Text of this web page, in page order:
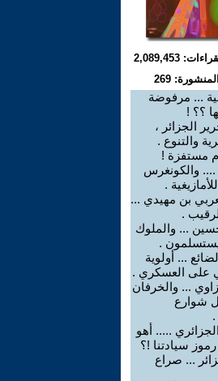
2,089,453
269
... مرفوضة
؟؟ !
الجزائر ،
والتنوع .
مستفزة !
.... والكونغرس
.
بن مهيدي ...
.
... والملوك
يستسلمون .
... أولوية
على العسكري .
... والخرفان
شوارع
الجزائري ..... أهو
سيادتنا !؟
... صراع